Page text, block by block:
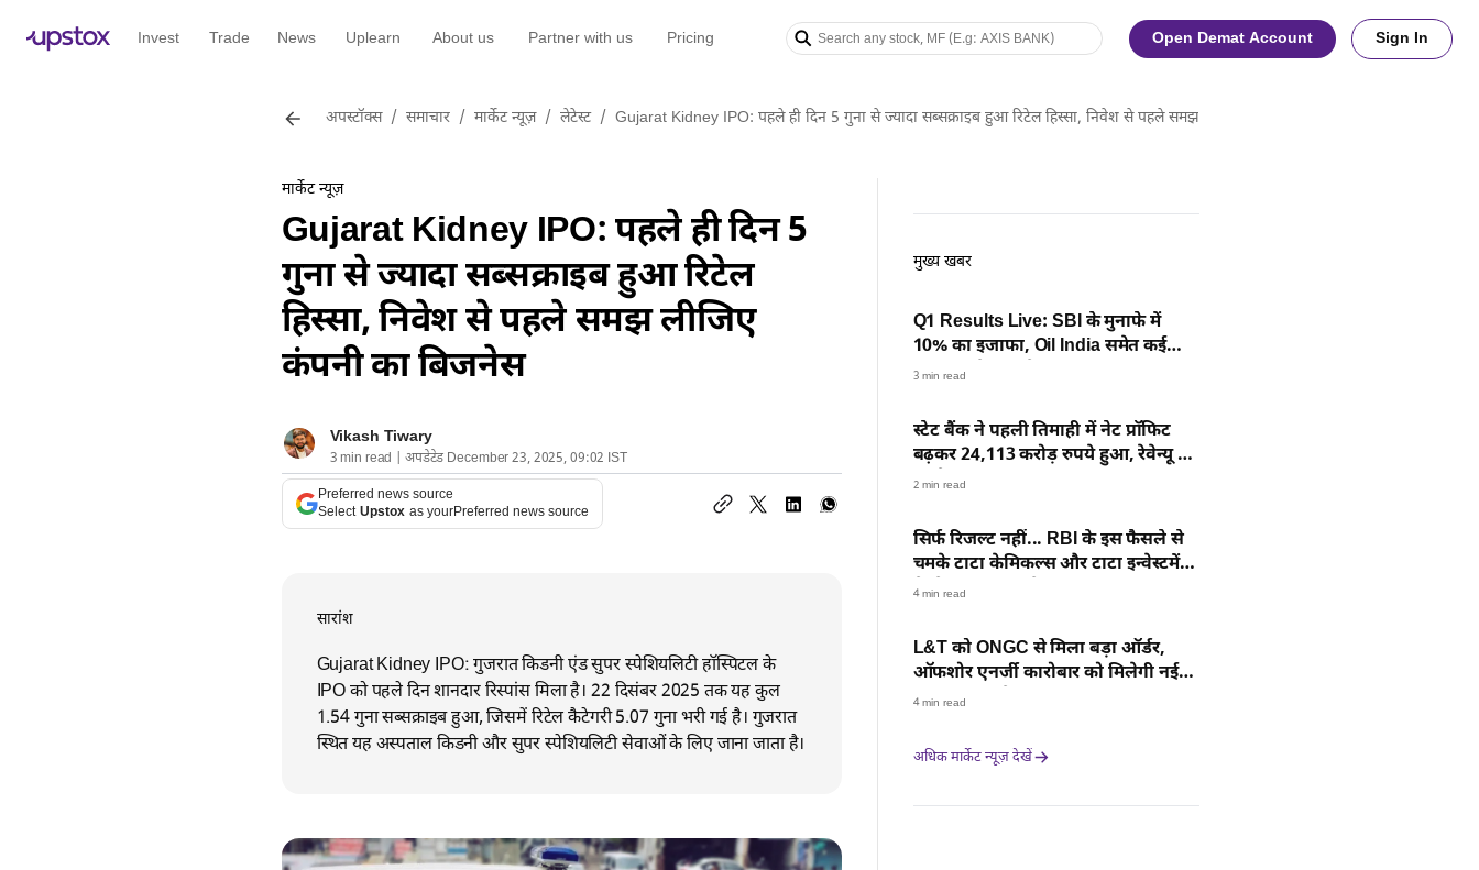
Invest Trade News Uplearn About us Partner with us Pricing Open Demat Account Sign In
अपस्टॉक्स / समाचार / मार्केट न्यूज़ / लेटेस्ट / Gujarat Kidney IPO: पहले ही दिन 5 गुना से ज्यादा सब्सक्राइब हुआ रिटेल हिस्सा, निवेश से पहले समझ लीजिए कंपनी का बिजनेस
मार्केट न्यूज़
Gujarat Kidney IPO: पहले ही दिन 5
गुना से ज्यादा सब्सक्राइब हुआ रिटेल
हिस्सा, निवेश से पहले समझ लीजिए
कंपनी का बिजनेस
Vikash Tiwary
3 min read | अपडेटेड December 23, 2025, 09:02 IST
Preferred news source
Select Upstox as yourPreferred news source
सारांश
Gujarat Kidney IPO: गुजरात किडनी एंड सुपर स्पेशियलिटी हॉस्पिटल के
IPO को पहले दिन शानदार रिस्पांस मिला है। 22 दिसंबर 2025 तक यह कुल
1.54 गुना सब्सक्राइब हुआ, जिसमें रिटेल कैटेगरी 5.07 गुना भरी गई है। गुजरात
स्थित यह अस्पताल किडनी और सुपर स्पेशियलिटी सेवाओं के लिए जाना जाता है।
मुख्य खबर
Q1 Results Live: SBI के मुनाफे में
10% का इजाफा, Oil India समेत कई
कंपनियों के नतीजे जल्द
3 min read
स्टेट बैंक ने पहली तिमाही में नेट प्रॉफिट
बढ़कर 24,113 करोड़ रुपये हुआ, रेवेन्यू में
भी तेजी
2 min read
सिर्फ रिजल्ट नहीं... RBI के इस फैसले से
चमके टाटा केमिकल्स और टाटा इन्वेस्टमेंट
के शेयर, समझें डीटेल
4 min read
L&T को ONGC से मिला बड़ा ऑर्डर,
ऑफशोर एनर्जी कारोबार को मिलेगी नई
रफ्तार, हर डीटेल यहां
4 min read
अधिक मार्केट न्यूज़ देखें